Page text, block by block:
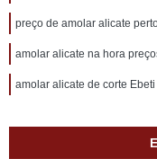
preço de amolar alicate
amolar alicate na hora
amolar alicate de corte